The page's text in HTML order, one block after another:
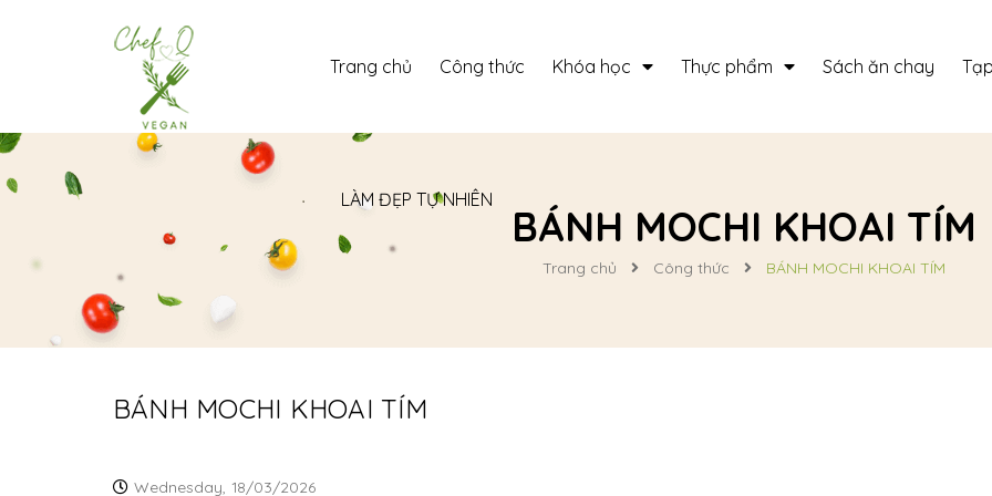
Trang chủ Công thức Khóa học Thực phẩm Sách ăn chay
LÀM ĐẸP TỰ NHIÊN
BÁNH MOCHI KHOAI TÍM
Trang chủ Công thức BÁNH MOCHI KHOAI TÍM
BÁNH MOCHI KHOAI TÍM
Wednesday, 18/03/2026